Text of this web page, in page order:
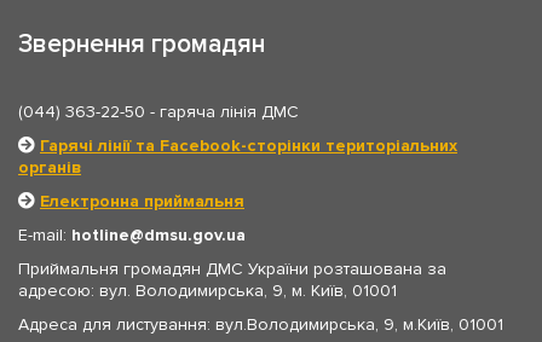
Звернення громадян
(044) 363-22-50 - гаряча лінія ДМС
Гарячі лінії та Facebook-сторінки територіальних
органів
Електронна приймальня
E-mail: hotline
dmsu.gov.ua
Приймальня громадян ДМС України розташована за
адресою: вул. Володимирська, 9, м. Київ, 01001
Адреса для листування: вул.Володимирська, 9, м.Київ, 01001